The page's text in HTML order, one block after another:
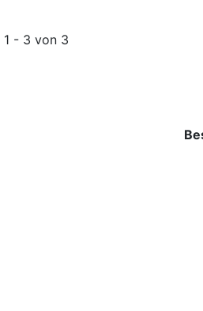
1 - 3 von 3